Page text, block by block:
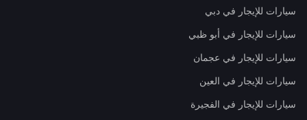
سيارات للإيجار في دبي
سيارات للإيجار في أبو ظبي
سيارات للإيجار في عجمان
سيارات للإيجار في العين
سيارات للإيجار في الفجيرة